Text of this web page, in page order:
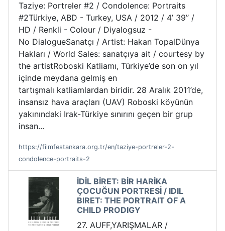
Taziye: Portreler #2 / Condolence: Portraits
#2Türkiye, ABD - Turkey, USA / 2012 / 4’ 39’’ /
HD / Renkli - Colour / Diyalogsuz -
No DialogueSanatçı / Artist: Hakan TopalDünya
Hakları / World Sales: sanatçıya ait / courtesy by
the artistRoboski Katliamı, Türkiye’de son on yıl
içinde meydana gelmiş en
tartışmalı katliamlardan biridir. 28 Aralık 2011’de,
insansız hava araçları (UAV) Roboski köyünün
yakınındaki Irak-Türkiye sınırını geçen bir grup
insan...
https://filmfestankara.org.tr/en/taziye-portreler-2-
condolence-portraits-2
İDİL BİRET: BİR HARİKA
ÇOCUĞUN PORTRESİ / IDIL
BIRET: THE PORTRAIT OF A
CHILD PRODIGY
27. AUFF,YARIŞMALAR /